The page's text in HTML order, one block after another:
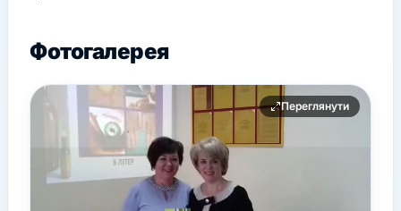
Фотогалерея
Переглянути